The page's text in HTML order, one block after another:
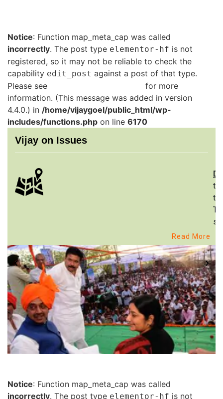
Notice: Function map_meta_cap was called
incorrectly. The post type elementor-hf is not
registered, so it may not be reliable to check the
capability edit_post against a post of that type.
Please see
for more
information. (This message was added in version
4.4.0.) in /home/vijaygoel/public_html/wp-
includes/functions.php on line 6170
Vijay on Issues
to
Read More
Notice: Function map_meta_cap was called
incorrectly. The post type elementor-hf is not